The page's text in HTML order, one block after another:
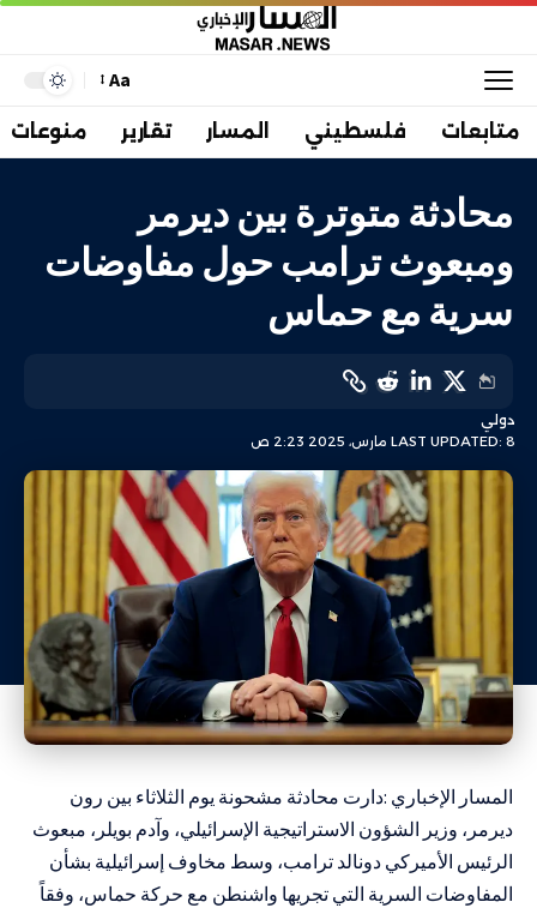
Aa
متابعات فلسطيني المسار تقارير منوعات
محادثة متوترة بين ديرمر
ومبعوث ترامب حول مفاوضات
سرية مع حماس
LAST UPDATED: 8 مارس، 2025 2:23 ص
دولي
المسار الإخباري :دارت محادثة مشحونة يوم الثلاثاء بين رون
ديرمر، وزير الشؤون الاستراتيجية الإسرائيلي، وآدم بويلر، مبعوث
الرئيس الأميركي دونالد ترامب، وسط مخاوف إسرائيلية بشأن
المفاوضات السرية التي تجريها واشنطن مع حركة حماس، وفقاً